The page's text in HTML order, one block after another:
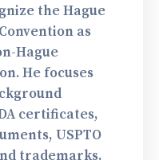
the Hague
as
Hague
He focuses
certificates,
USPTO
trademarks,